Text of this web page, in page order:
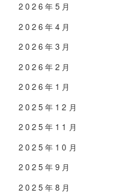
2026年5月
2026年4月
2026年3月
2026年2月
2026年1月
2025年12月
2025年11月
2025年10月
2025年9月
2025年8月